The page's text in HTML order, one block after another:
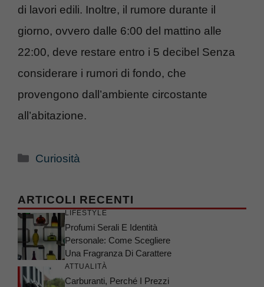
di lavori edili. Inoltre, il rumore durante il
giorno, ovvero dalle 6:00 del mattino alle
22:00, deve restare entro i 5 decibel Senza
considerare i rumori di fondo, che
provengono dall’ambiente circostante
all’abitazione.
Categorie
Curiosità
ARTICOLI RECENTI
LIFESTYLE
Profumi Serali E Identità
Personale: Come Scegliere
Una Fragranza Di Carattere
ATTUALITÀ
Carburanti, Perché I Prezzi